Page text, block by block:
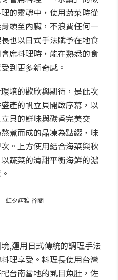
的靈魂中，使用蔬菜時從
頭至內臟，不浪費任何一
也以日式手法賦予在地食
席料理時，能在熟悉的食
到更多新奇感。
境的歡欣與期待，是此次
產的帆立貝開啟序幕，以
貝的鮮味與碳香完美交
煮而成的晶凍為點綴，味
。上方使用結合海菜與秋
蔬菜的清甜平衡海鮮的濃
虹夕諾雅 谷關
,運用日式傳統的調理手法
理享受。料理長使用台灣
台南當地的虱目魚肚，佐